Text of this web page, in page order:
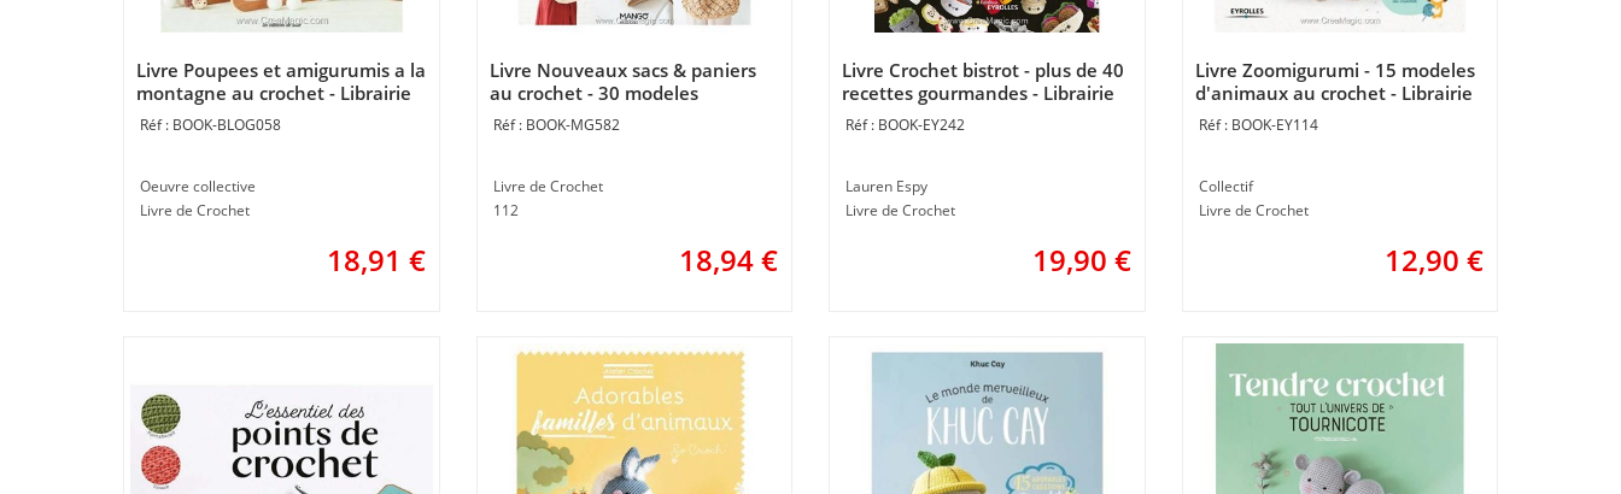
Livre Poupees et amigurumis a la
montagne au crochet - Librairie
CréativeBOOK-BLOG058
Oeuvre collective
Livre de Crochet
18,91 €
Livre Nouveaux sacs & paniers
au crochet - 30 modeles
expliques pas a pas - Librairie
Créative
BOOK-MG582
Livre de Crochet
112
18,94€
Livre Crochet bistrot - plus de 40
recettes gourmandes - Librairie
CréativeBOOK-EY242
Lauren Espy
Livre de Crochet
19,90 €
Livre Zoomigurumi - 15 modeles
d'animaux au crochet - Librairie
CréativeBOOK-EY114
Collectif
Livre de Crochet
12,90 €